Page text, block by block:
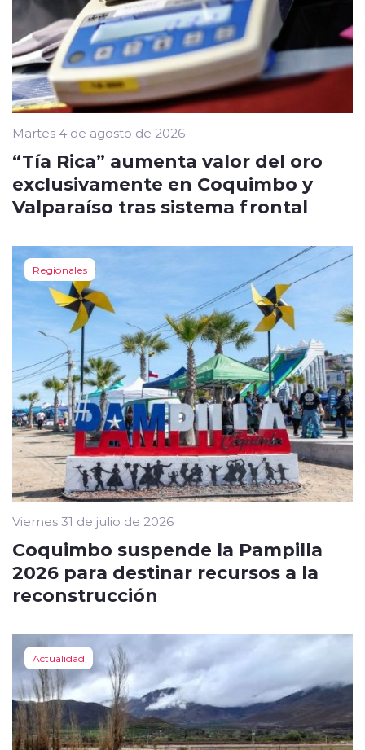
Martes 4 de agosto de 2026
“Tía Rica” aumenta valor del oro
exclusivamente en Coquimbo y
Valparaíso tras sistema frontal
Regionales
Viernes 31 de julio de 2026
Coquimbo suspende la Pampilla
2026 para destinar recursos a la
reconstrucción
Actualidad